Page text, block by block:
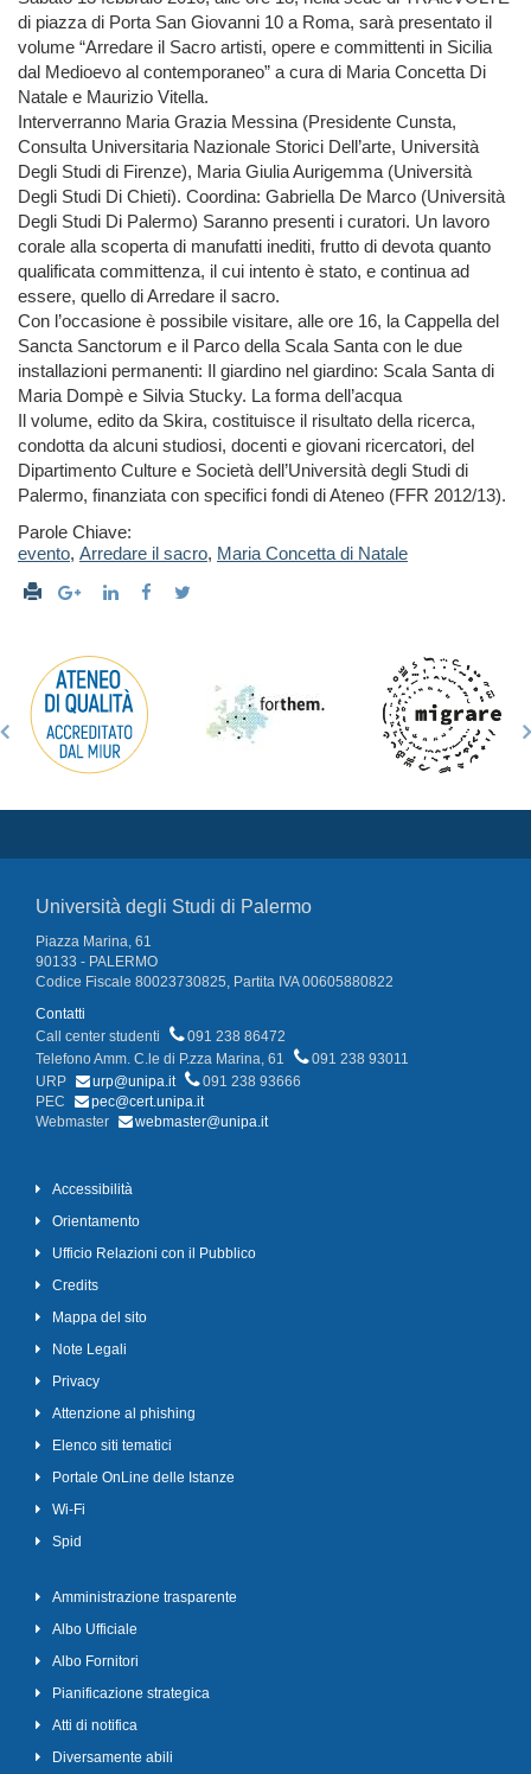
di piazza di Porta San Giovanni 10 a Roma, sarà presentato il
volume “Arredare il Sacro artisti, opere e committenti in Sicilia
dal Medioevo al contemporaneo” a cura di Maria Concetta Di
Natale e Maurizio Vitella.
Interverranno Maria Grazia Messina (Presidente Cunsta,
Consulta Universitaria Nazionale Storici Dell’arte, Università
Degli Studi di Firenze), Maria Giulia Aurigemma (Università
Degli Studi Di Chieti). Coordina: Gabriella De Marco (Università
Degli Studi Di Palermo) Saranno presenti i curatori. Un lavoro
corale alla scoperta di manufatti inediti, frutto di devota quanto
qualificata committenza, il cui intento è stato, e continua ad
essere, quello di Arredare il sacro.
Con l’occasione è possibile visitare, alle ore 16, la Cappella del
Sancta Sanctorum e il Parco della Scala Santa con le due
installazioni permanenti: Il giardino nel giardino: Scala Santa di
Maria Dompè e Silvia Stucky. La forma dell’acqua
Il volume, edito da Skira, costituisce il risultato della ricerca,
condotta da alcuni studiosi, docenti e giovani ricercatori, del
Dipartimento Culture e Società dell’Università degli Studi di
Palermo, finanziata con specifici fondi di Ateneo (FFR 2012/13).
Parole Chiave:
evento, Arredare il sacro, Maria Concetta di Natale
Università degli Studi di Palermo
Piazza Marina, 61
90133 - PALERMO
Codice Fiscale 80023730825, Partita IVA 00605880822
Contatti
Call center studenti
091 238 86472
Telefono Amm. C.le di P.zza Marina, 61
091 238 93011
URP
urp@unipa.it
091 238 93666
PEC
pec@cert.unipa.it
Webmaster
webmaster@unipa.it
Accessibilità
Orientamento
Ufficio Relazioni con il Pubblico
Credits
Mappa del sito
Note Legali
Privacy
Attenzione al phishing
Elenco siti tematici
Portale OnLine delle Istanze
Wi-Fi
Spid
Amministrazione trasparente
Albo Ufficiale
Albo Fornitori
Pianificazione strategica
Atti di notifica
Diversamente abili